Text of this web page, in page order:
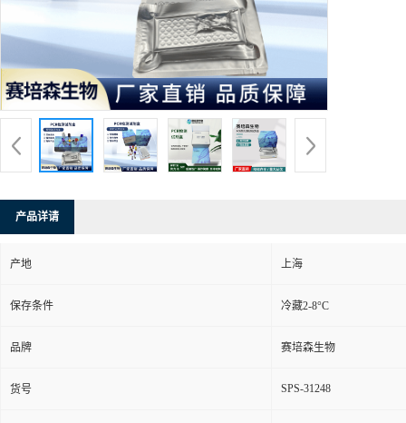
产品详请
产地 上海
保存条件 冷藏2-8°C
品牌 赛培森生物
货号 SPS-31248